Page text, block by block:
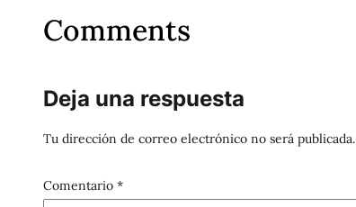
Comments
Deja una respuesta
Tu dirección de correo electrónico no será publicada.
Comentario *